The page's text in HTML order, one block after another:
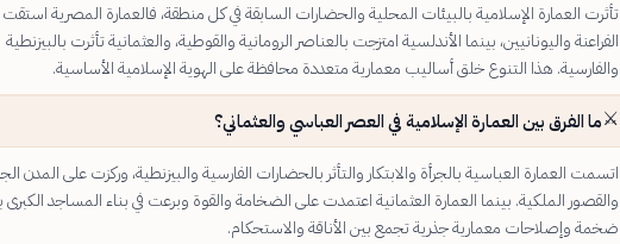
تأثرت العمارة الإسلامية بالبيئات المحلية والحضارات السابقة في كل منطقة، فالعمارة المصرية
الفراعنة واليونانيين، بينما الأندلسية امتزجت بالعناصر الرومانية والقوطية، والعثمانية تأثرت بالبيزنطية
والفارسية. هذا التنوع خلق أساليب معمارية متعددة محافظة على الهوية الإسلامية الأساسية.
⚔️ما الفرق بين العمارة الإسلامية في العصر العباسي والعثماني؟
اتسمت العمارة العباسية بالجرأة والابتكار والتأثر بالحضارات الفارسية والبيزنطية، وركزت على المدن
والقصور الملكية. بينما العمارة العثمانية اعتمدت على الضخامة والقوة وبرعت في بناء المساجد الكبرى
ضخمة وإصلاحات معمارية جذرية تجمع بين الأناقة والاستحكام.